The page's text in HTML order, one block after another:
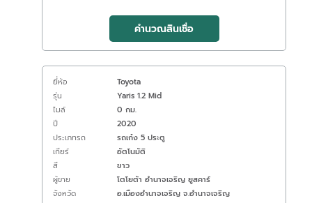
คำนวณสินเชื่อ
ยี่ห้อ
Toyota
รุ่น
Yaris 1.2 Mid
ไมล์
0 กม.
ปี
2020
ประเภทรถ
รถเก๋ง 5 ประตู
เกียร์
อัตโนมัติ
สี
ขาว
ผู้ขาย
โตโยต้า อำนาจเจริญ ยูสคาร์
จังหวัด
อ.เมืองอำนาจเจริญ จ.อำนาจเจริญ